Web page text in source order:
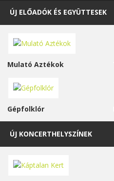
ÚJ ELŐADÓK ÉS EGYÜTTESEK
Mulató Aztékok
Gépfolklór
ÚJ KONCERTHELYSZÍNEK